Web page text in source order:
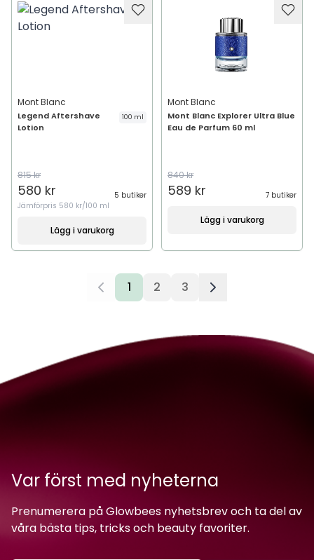
Mont Blanc
Legend Aftershave
Lotion
100 ml
815 kr
580 kr
5 butiker
Jämförpris 580 kr/100 ml
Lägg i varukorg
Mont Blanc
Mont Blanc Explorer Ultra Blue
Eau de Parfum 60 ml
840 kr
589 kr 7 butiker
Lägg i varukorg
1 2 3
Var först med nyheterna
Prenumerera på Glowbees nyhetsbrev och ta del av
våra bästa tips, tricks och beauty favoriter.